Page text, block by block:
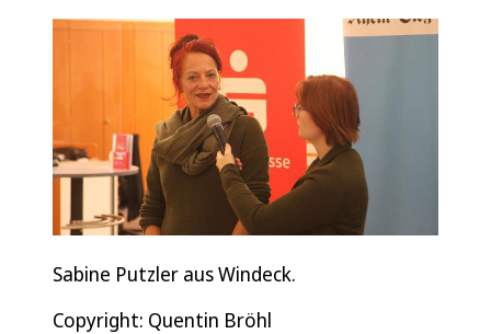
Sabine Putzler aus Windeck.
Copyright: Quentin Bröhl